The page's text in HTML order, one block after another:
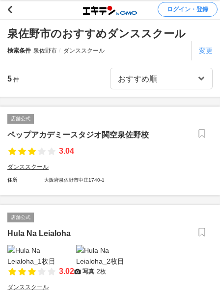
ログイン・登録
泉佐野市のおすすめダンススクール
検索条件 泉佐野市 ダンススクール 変更
5 件
店舗公式
ペップアカデミースタジオ関空泉佐野校
3.04
ダンススクール
住所 大阪府泉佐野市中庄1740-1
店舗公式
Hula Na Leialoha
3.02 写真 2枚
ダンススクール